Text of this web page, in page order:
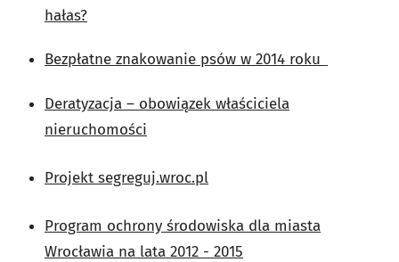
hałas?
Bezpłatne znakowanie psów w 2014 roku
Deratyzacja – obowiązek właściciela
nieruchomości
Projekt segreguj.wroc.pl
Program ochrony środowiska dla miasta
Wrocławia na lata 2012 - 2015